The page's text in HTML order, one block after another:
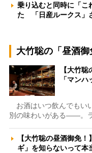
乗り込むと同時に「こ
た 「日産ルークス」
大竹聡の「昼酒御
【大竹
「マン
お酒はいつ飲んでもい
別の味わいがある――。
【大竹聡の昼酒御免
ギ」を知らないって